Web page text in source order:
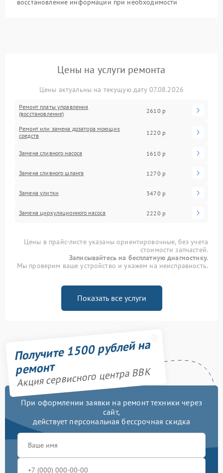
восстановление информации при необходимости
Цены на услуги ремонта
Цены актуальны на текущую дату 07.08.2026
Ремонт платы управления
(восстановление)
2610 р
Ремонт или замена дозатора моющих
средств
1220 р
Замена сливного насоса 1610 р
Замена сливного шланга 1270 р
Замена улитки 3470 р
Замена циркуляционного насоса 2220 р
Цены в прайс-листе указаны ориентировочные, без учета
стоимости запчастей.
Записывайтесь на бесплатную диагностику.
Мы проверим ваше устройство и укажем на неисправность.
Показать все услуги
Получите 1500 рублей на
ремонт
Акция сервисного центра BBK
При оформлении заявки на ремонт техники через
сайт,
действует персональная бессрочная скидка